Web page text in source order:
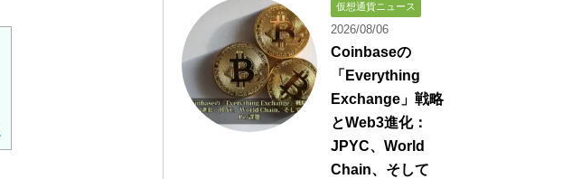
仮想通貨ニュース
2026/08/06
Coinbaseの
「Everything
Exchange」戦略
とWeb3進化：
JPYC、World
Chain、そして